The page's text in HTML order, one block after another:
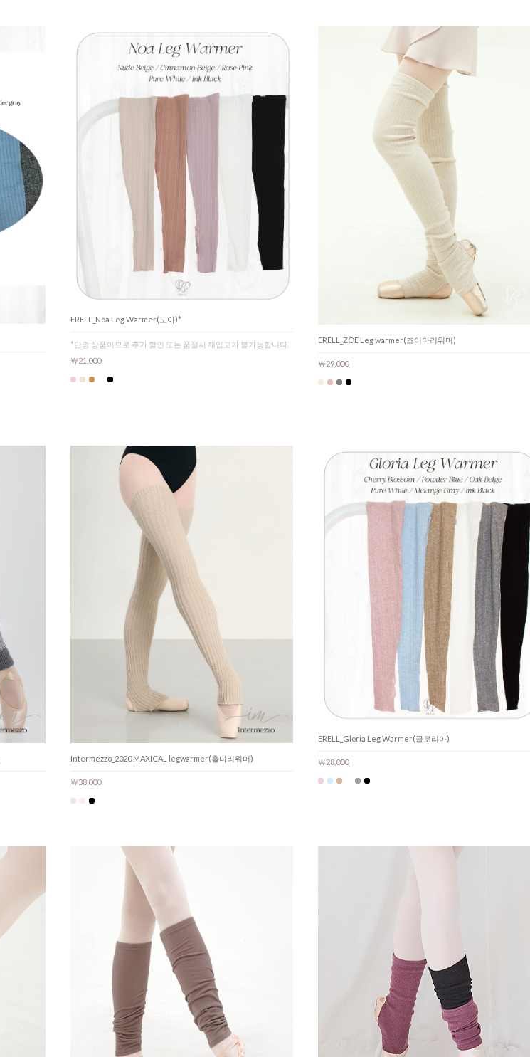
ERELL_Noa Leg Warmer(노아)*
*단종 상품이므로 추가 할인 또는 품절시 재입고가 불가능합니다.
￦21,000
ERELL_ZOE Leg warmer(조이다리워머)
￦29,000
Intermezzo_2020 MAXICAL legwarmer(홀다리워머)
￦38,000
ERELL_Gloria Leg Warmer(글로리아)
￦28,000